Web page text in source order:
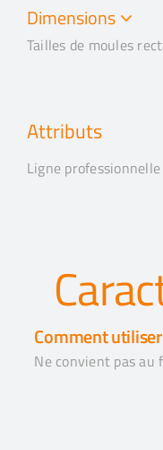
Dimensions
Tailles de moules
Attributs
Ligne
Comment utiliser
Ne convient pas au